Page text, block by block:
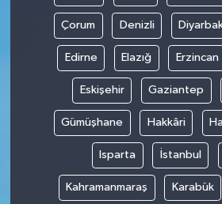
Çorum Denizli
Edirne Elazığ Erzincan
Eskişehir Gaziantep
Gümüşhane Hakkâri
Isparta İstanbul
Kahramanmaraş Karabük